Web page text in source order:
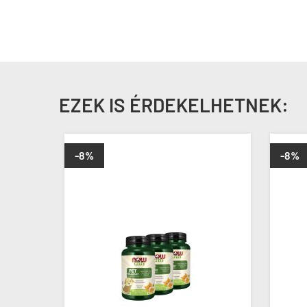
EZEK IS ÉRDEKELHETNEK:
-8% -8%